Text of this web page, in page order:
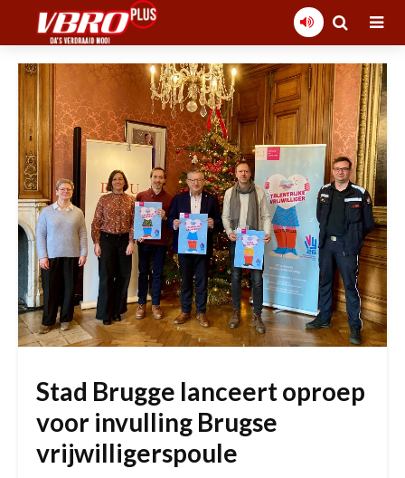
Stad Brugge lanceert oproep
voor invulling Brugse
vrijwilligerspoule